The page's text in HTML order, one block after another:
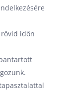
időn